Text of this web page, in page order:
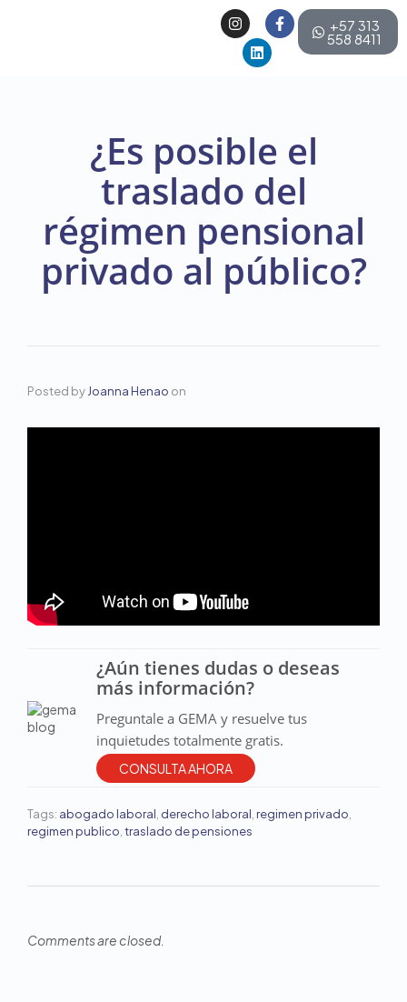
+57 313
558 8411
¿Es posible el
traslado del
régimen pensional
privado al público?
Posted by Joanna Henao on
¿Aún tienes dudas o deseas
más información?
Preguntale a GEMA y resuelve tus
inquietudes totalmente gratis.
CONSULTA AHORA
Tags: abogado laboral, derecho laboral, regimen privado,
regimen publico,traslado de pensiones
Comments are closed.